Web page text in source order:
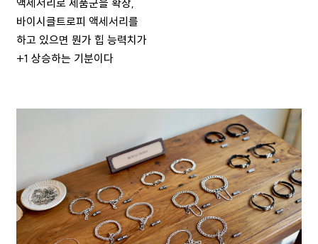
액세서리로 제품군을 확장,
바이시클트로피 액세서리를
하고 있으면 뭔가 힙 능력치가
+1 상승하는 기분이다